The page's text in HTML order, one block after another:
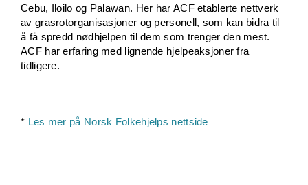
Cebu, Iloilo og Palawan. Her har ACF etablerte nettverk
av grasrotorganisasjoner og personell, som kan bidra til
å få spredd nødhjelpen til dem som trenger den mest.
ACF har erfaring med lignende hjelpeaksjoner fra
tidligere.
* Les mer på Norsk Folkehjelps nettside